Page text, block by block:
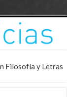
Filosofía y Letras